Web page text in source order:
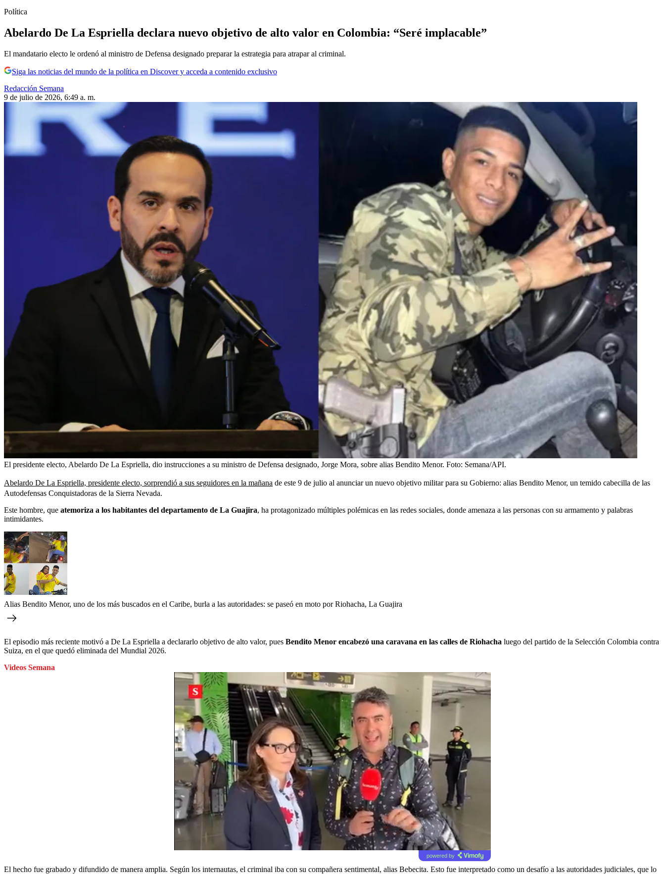
Política
Abelardo De La Espriella declara nuevo objetivo de alto valor en Colombia: “Seré implacable”
El mandatario electo le ordenó al ministro de Defensa designado preparar la estrategia para atrapar al criminal.
Siga las noticias del mundo de la política en Discover y acceda a contenido exclusivo
Redacción Semana
9 de julio de 2026, 6:49 a. m.
El presidente electo, Abelardo De La Espriella, dio instrucciones a su ministro de Defensa designado, Jorge Mora, sobre alias Bendito Menor. Foto: Semana/API.
Abelardo De La Espriella, presidente electo, sorprendió a sus seguidores en la mañana de este 9 de julio al anunciar un nuevo objetivo militar para su Gobierno: alias Bendito Menor, un temido cabecilla de las
Autodefensas Conquistadoras de la Sierra Nevada.
Este hombre, que atemoriza a los habitantes del departamento de La Guajira, ha protagonizado múltiples polémicas en las redes sociales, donde amenaza a las personas con su armamento y palabras
intimidantes.
Alias Bendito Menor, uno de los más buscados en el Caribe, burla a las autoridades: se paseó en moto por Riohacha, La Guajira
El episodio más reciente motivó a De La Espriella a declararlo objetivo de alto valor, pues Bendito Menor encabezó una caravana en las calles de Riohacha luego del partido de la Selección Colombia contra
Suiza, en el que quedó eliminada del Mundial 2026.
Videos Semana
powered by
El hecho fue grabado y difundido de manera amplia. Según los internautas, el criminal iba con su compañera sentimental, alias Bebecita. Esto fue interpretado como un desafío a las autoridades judiciales, que lo